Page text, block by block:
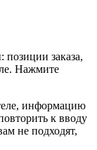
позиции заказа,
Нажмите
информацию
к вводу
не подходят,